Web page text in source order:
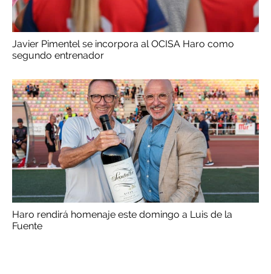
Javier Pimentel se incorpora al OCISA Haro como
segundo entrenador
Haro rendirá homenaje este domingo a Luis de la
Fuente